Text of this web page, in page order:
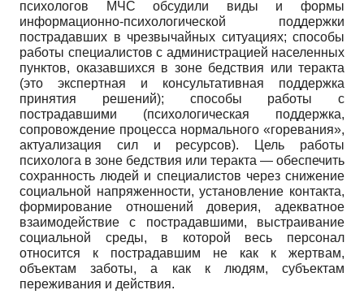
психологов МЧС обсудили виды и формы
информационно-психологической поддержки
пострадавших в чрезвычайных ситуациях; способы
работы специалистов с администрацией населенных
пунктов, оказавшихся в зоне бедствия или теракта
(это экспертная и консультативная поддержка
принятия решений); способы работы с
пострадавшими (психологическая поддержка,
сопровождение процесса нормального «горевания»,
актуализация сил и ресурсов). Цель работы
психолога в зоне бедствия или теракта — обеспечить
сохранность людей и специалистов через снижение
социальной напряженности, установление контакта,
формирование отношений доверия, адекватное
взаимодействие с пострадавшими, выстраивание
социальной среды, в которой весь персонал
относится к пострадавшим не как к жертвам,
объектам заботы, а как к людям, субъектам
переживания и действия.